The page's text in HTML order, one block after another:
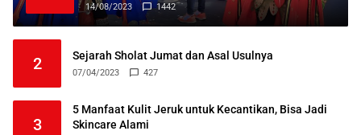
14/08/2023 1442
2 Sejarah Sholat Jumat dan Asal Usulnya
07/04/2023 427
3
5 Manfaat Kulit Jeruk untuk Kecantikan, Bisa Jadi
Skincare Alami